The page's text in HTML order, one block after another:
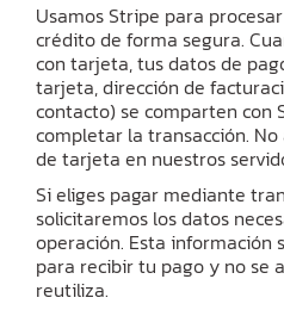
Usamos Stripe para
crédito de forma segura.
con tarjeta, tus datos de
tarjeta, dirección de
contacto) se comparten con
completar la transacción.
de tarjeta en nuestros
Si eliges pagar mediante
solicitaremos los datos
operación. Esta información
para recibir tu pago y no se
reutiliza.